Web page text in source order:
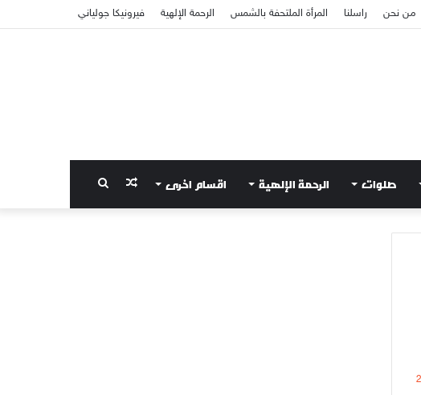
من نحن راسلنا المرأة الملتحفة بالشمس الرحمة الإلهية فيرونيكا جولياني
صلوات الرحمة الإلهية اقسام اخرى بحث مقال